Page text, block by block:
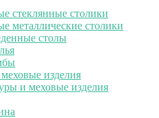
стеклянные столики
металлические столики
столы
изделия
и меховые изделия